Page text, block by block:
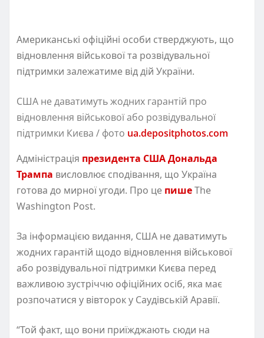
Американські офіційні особи стверджують, що
відновлення військової та розвідувальної
підтримки залежатиме від дій України.
США не даватимуть жодних гарантій про
відновлення військової або розвідувальної
підтримки Києва / фото ua.depositphotos.com
Адміністрація президента США Дональда
Трампа висловлює сподівання, що Україна
готова до мирної угоди. Про це пишеThe
Washington Post.
За інформацією видання, США не даватимуть
жодних гарантій щодо відновлення військової
або розвідувальної підтримки Києва перед
важливою зустріччю офіційних осіб, яка має
розпочатися у вівторок у Саудівській Аравії.
“Той факт, що вони приїжджають сюди на